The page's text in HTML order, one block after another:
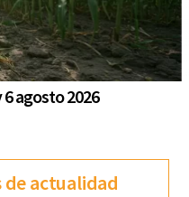
agosto 2026
de actualidad